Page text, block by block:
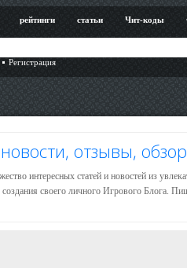
рейтинги статьи Чит-коды
Регистрация
отзывы,
интересных статей и новостей из
своего личного Игрового Блога.